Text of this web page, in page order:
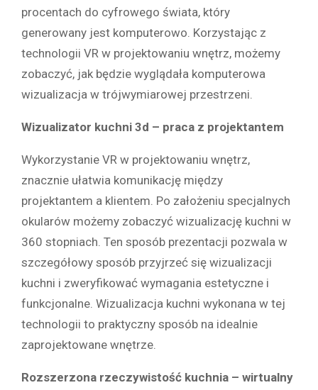
procentach do cyfrowego świata, który
generowany jest komputerowo. Korzystając z
technologii VR w projektowaniu wnętrz, możemy
zobaczyć, jak będzie wyglądała komputerowa
wizualizacja w trójwymiarowej przestrzeni.
Wizualizator kuchni 3d – praca z projektantem
Wykorzystanie VR w projektowaniu wnętrz,
znacznie ułatwia komunikację między
projektantem a klientem. Po założeniu specjalnych
okularów możemy zobaczyć wizualizację kuchni w
360 stopniach. Ten sposób prezentacji pozwala w
szczegółowy sposób przyjrzeć się wizualizacji
kuchni i zweryfikować wymagania estetyczne i
funkcjonalne. Wizualizacja kuchni wykonana w tej
technologii to praktyczny sposób na idealnie
zaprojektowane wnętrze.
Rozszerzona rzeczywistość kuchnia – wirtualny